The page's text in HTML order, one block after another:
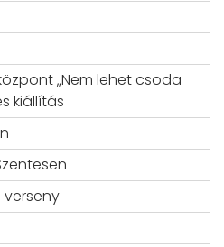
„Nem lehet csoda
kiállítás